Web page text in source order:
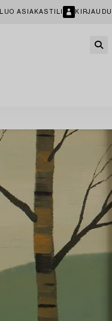
LUO ASIAKASTILI KIRJAUDU